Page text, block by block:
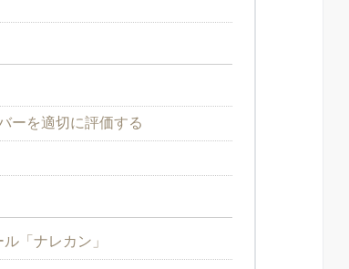
ーを適切に評価する
「ナレカン」